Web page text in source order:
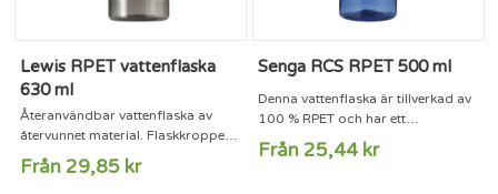
Lewis RPET vattenflaska
630 ml
Återanvändbar vattenflaska av
återvunnet material. Flaskkroppen
är tillverkad av 100 % RPET. Med
ett skruvlock i plast och en
Från 29,85 kr
Senga RCS RPET 500 ml
Denna vattenflaska är tillverkad av
100 % RPET och har ett
läckagesäkert skruvlock i rostfritt
stål. Den har en attraktiv och smal
Från 25,44 kr